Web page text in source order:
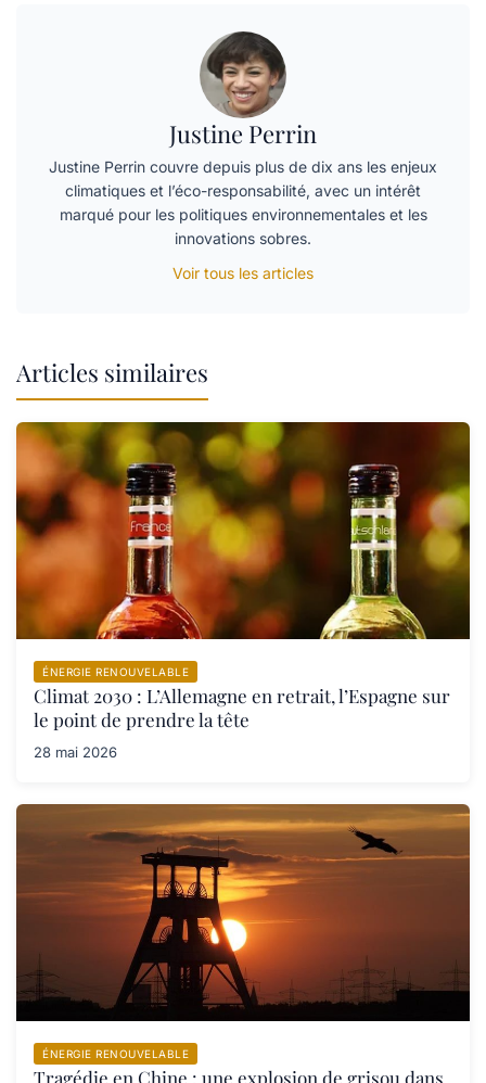
Justine Perrin
Justine Perrin couvre depuis plus de dix ans les enjeux
climatiques et l’éco-responsabilité, avec un intérêt
marqué pour les politiques environnementales et les
innovations sobres.
Voir tous les articles
Articles similaires
ÉNERGIE RENOUVELABLE
Climat 2030 : L’Allemagne en retrait, l’Espagne sur
le point de prendre la tête
28 mai 2026
ÉNERGIE RENOUVELABLE
Tragédie en Chine : une explosion de grisou dans